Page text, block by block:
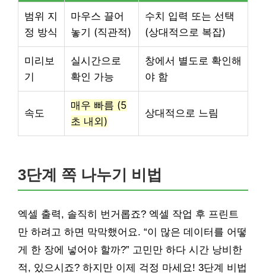
범위 지
정 방식
마우스 끌어
놓기 (직관적)
수치 입력 또는 선택
(상대적으로 복잡)
미리보
기
실시간으로
확인 가능
창에서 별도로 확인해
야 함
속도
매우 빠름 (5
초 내외)
상대적으로 느림
3단계 쪽 나누기 비법
엑셀 출력, 솔직히 번거롭죠? 엑셀 작업 후 프린트
만 하려고 하면 막막했어요. “이 많은 데이터를 어떻
게 한 장에 넣어야 할까?” 고민만 하다 시간 낭비한
적, 있으시죠? 하지만 이제 걱정 마세요! 3단계 비법